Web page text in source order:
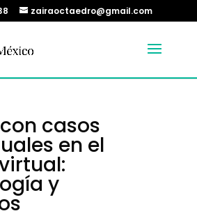
zairaoctaedro@gmail.com
casos
en el
y